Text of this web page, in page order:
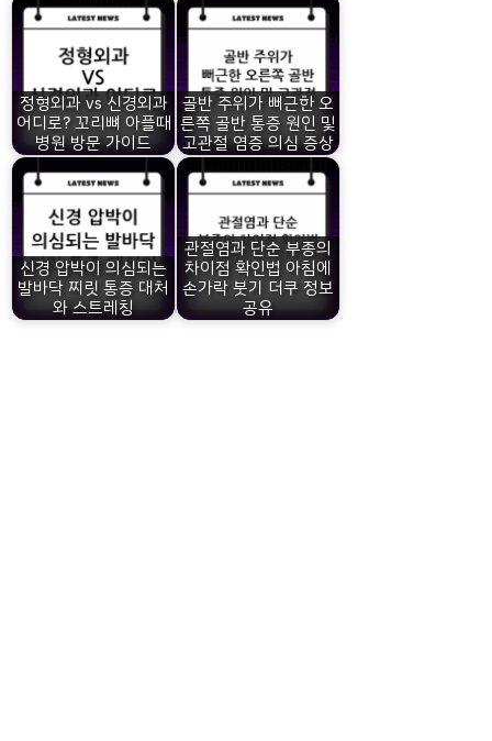
정형외과 vs 신경외과
어디로? 꼬리뼈 아플때
병원 방문 가이드
골반 주위가 뻐근한 오
른쪽 골반 통증 원인 및
고관절 염증 의심 증상
신경 압박이 의심되는
발바닥 찌릿 통증 대처
와 스트레칭
관절염과 단순 부종의
차이점 확인법 아침에
손가락 붓기 더쿠 정보
공유